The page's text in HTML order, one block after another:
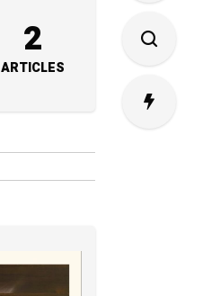
2
ARTICLES